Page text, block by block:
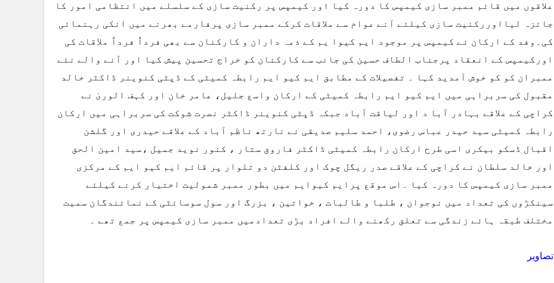
علاقوں میں قائم ممبر سازی کیمپس کا دورہ کیا اور کیمپس پر رکنیت سازی کے سلسلے میں انتظامی امور کا
جائزہ لیااوررکنیت سازی کیلئے آنے عوام سے ملاقات کرکے ممبر سازی پرفارمے بھرنے میں انکی رہنمائی
کی۔وفد کے ارکان نے کیمپس پر موجود ایم کیوا یم کے ذمہ داران و کارکنان سے بھی فرداً فرداً ملاقات کی
اورکیمپس کے انعقاد پرجناب الطاف حسین کی جانب سے کارکنان کو خراج تحسین پیش کیا اور آنے والے نئے
ممبران کو کو خوش آمدید کہا ۔ تفصیلات کے مطابق ایم کیو ایم رابطہ کمیٹی کے ڈپٹی کنوینر ڈاکٹر خالد
مقبول کی سربراہی میں ایم کیو ایم رابطہ کمیٹی کے ارکان واسع جلیل، عامر خان اور کہف الوریٰ نے
کراچی کے علاقے بہادر آبا د اور لیاقت آباد جبکہ ڈپٹی کنوینر ڈاکٹر نصرت شوکت کی سربراہی میں ارکان
رابطہ کمیٹی سید حیدر عباس رضوی، احمد سلیم صدیقی نے نارتھ ناظم آباد کے علاقے حیدری اور گلشن
اقبال ڈسکو بیکری اسی طرح ارکان رابطہ کمیٹی ڈاکٹر فاروق ستار ، کنور نوید جمیل ،سید امین الحق
اور خالد سلطان نے کراچی کے علاقے صدر ریگل چوک اور کلفٹن دو تلوار پر قائم ایم کیو ایم کے مرکزی
ممبر سازی کیمپس کا دورہ کیا ۔اس موقع پرایم کیوایم میں بطور ممبر شمولیت اختیار کرنے کیلئے
سینکڑوں کی تعداد میں نوجوان ، طلبا و طالبات ، خواتین ، بزرگ اور سول سوسائٹی کے نمائندگان سمیت
مختلف طبقہ ہائے زندگی سے تعلق رکھنے والے افراد بڑی تعدادمیں ممبر سازی کیمپس پر جمع تھے ۔
تصاویر